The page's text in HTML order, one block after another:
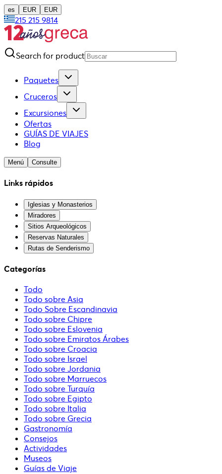
es EUR EUR
215 215 9814
Search for product
Paquetes
Cruceros
Excursiones
Ofertas
GUÍAS DE VIAJES
Blog
Menú Consulte
Links rápidos
Iglesias y Monasterios
Miradores
Sitios Arqueológicos
Reservas Naturales
Rutas de Senderismo
Categorías
Todo
Todo sobre Asia
Todo Sobre Escandinavia
Todo sobre Chipre
Todo sobre Eslovenia
Todo sobre Emiratos Árabes
Todo sobre Croacia
Todo sobre Israel
Todo sobre Jordania
Todo sobre Marruecos
Todo sobre Turquía
Todo sobre Egipto
Todo sobre Italia
Todo sobre Grecia
Gastronomía
Consejos
Actividades
Museos
Guías de Viaje